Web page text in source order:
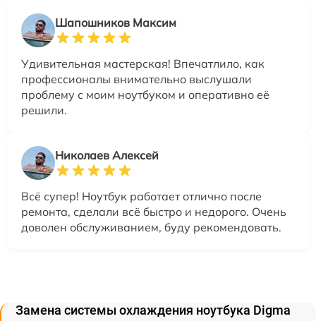
Шапошников Максим
Удивительная мастерская! Впечатлило, как
профессионалы внимательно выслушали
проблему с моим ноутбуком и оперативно её
решили.
Николаев Алексей
Всё супер! Ноутбук работает отлично после
ремонта, сделали всё быстро и недорого. Очень
доволен обслуживанием, буду рекомендовать.
Замена системы охлаждения ноутбука Digma